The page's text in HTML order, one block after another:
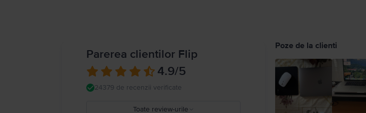
Parerea clientilor Flip
4.9/5
24379 de recenzii verificate
Toate review-urile
Poze de la clienti